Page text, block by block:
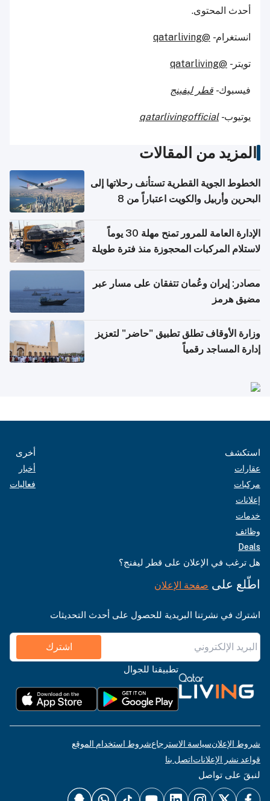
أحدث المحتوى.
انستغرام - @qatarliving
تويتر - @qatarliving
فيسبوك - قطر ليفينج
يوتيوب -qatarlivingofficial
المزيد من المقالات
الخطوط الجوية القطرية تستأنف رحلاتها إلى
البحرين وأربيل والكويت اعتباراً من 8
الإدارة العامة للمرور تمنح مهلة 30 يوماً
لاستلام المركبات المحجوزة منذ فترة طويلة
مصادر: إيران وعُمان تتفقان على مسار عبر
مضيق هرمز
وزارة الأوقاف تطلق تطبيق "حاضر" لتعزيز
إدارة المساجد رقمياً
استكشف
عقارات
مركبات
إعلانات
خدمات
وظائف
Deals
أخرى
أخبار
فعاليات
هل ترغب في الإعلان على قطر ليفنج؟
اطّلع على صفحة الإعلان
اشترك في نشرتنا البريدية للحصول على أحدث التحديثات
اشترك
تطبيقنا للجوال
شروط الإعلانسياسة الاسترجاعشروط استخدام الموقع
قواعد نشر الإعلاناتاتصل بنا
لنبقَ على تواصل